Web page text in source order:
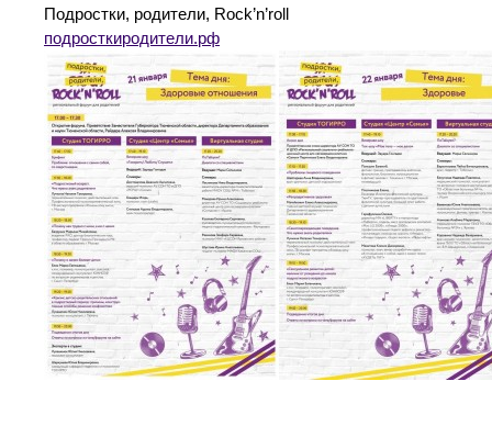
Подростки, родители, Rock’n’roll
подросткиродители.рф